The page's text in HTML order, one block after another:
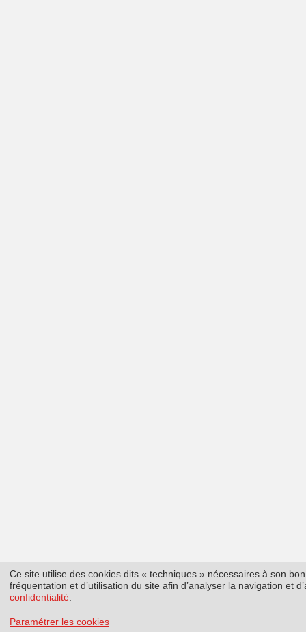
Ce site utilise des cookies dits « techniques » nécessaires à son
fréquentation et d’utilisation du site afin d’analyser la navigation et
confidentialité
Paramétrer les cookies